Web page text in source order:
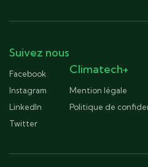
Suivez nous
Facebook
Instagram
LinkedIn
Twitter
Climatech+
Mention légale
Politique de